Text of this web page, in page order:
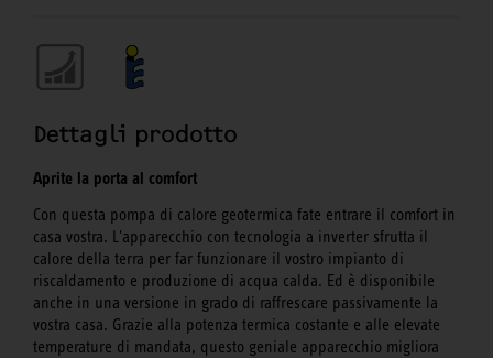
Dettagli prodotto
Aprite la porta al comfort
Con questa pompa di calore geotermica fate entrare il comfort in
casa vostra. L'apparecchio con tecnologia a inverter sfrutta il
calore della terra per far funzionare il vostro impianto di
riscaldamento e produzione di acqua calda. Ed è disponibile
anche in una versione in grado di raffrescare passivamente la
vostra casa. Grazie alla potenza termica costante e alle elevate
temperature di mandata, questo geniale apparecchio migliora